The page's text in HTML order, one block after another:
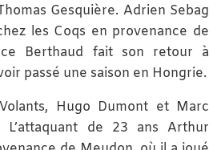
Gesquière. Adrien Sebag
les Coqs en provenance de
Berthaud fait son retour à
passé une saison en Hongrie.
Hugo Dumont et Marc
L’attaquant de 23 ans Arthur